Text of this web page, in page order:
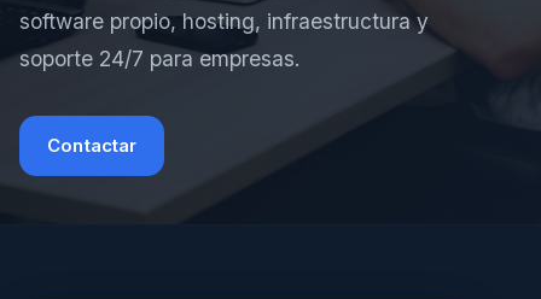
software propio, hosting, infraestructura y
soporte 24/7 para empresas.
Contactar